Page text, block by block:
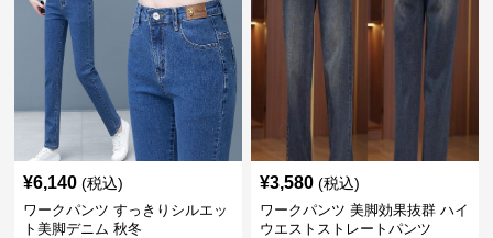
¥6,140 (税込)
ワークパンツ すっきりシルエッ
ト美脚デニム 秋冬
¥3,580 (税込)
ワークパンツ 美脚効果抜群 ハイ
ウエストストレートパンツ